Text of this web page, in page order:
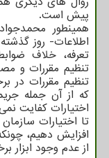
پیش است.
همینطور
اطلاعات- روز گذشته
تعرفه، خلاف
تنظیم مقررات و
تنظیم مقررات در
که از آن جمله
اختیارات کفایت
تا اختیارات
افزایش دهیم،
از عدم وجود ابزار